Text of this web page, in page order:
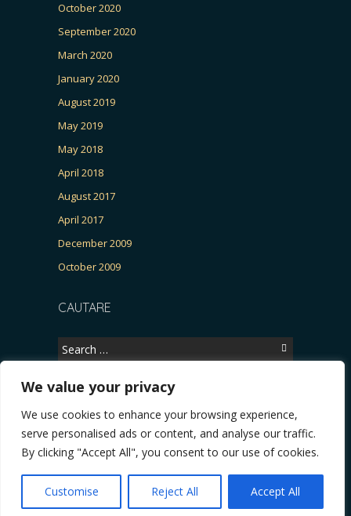
We value your privacy
We use cookies to enhance your browsing experience,
serve personalised ads or content, and analyse our traffic.
By clicking "Accept All", you consent to our use of cookies.
Customise Reject All Accept All
October 2020
September 2020
March 2020
January 2020
August 2019
May 2019
May 2018
April 2018
August 2017
April 2017
December 2009
October 2009
CAUTARE
Search
for:
Copyright © 2026, CERTITUDINEA.
parlamentarele și presa
* VIDEO. Viata lui Eminescu (Necenzurat).
Themes